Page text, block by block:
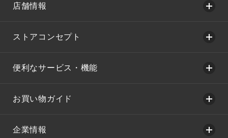
店舗情報
ストアコンセプト
便利なサービス・機能
お買い物ガイド
企業情報